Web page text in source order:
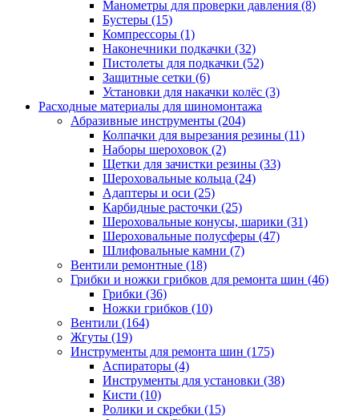
Манометры для проверки давления (8)
Бустеры (15)
Компрессоры (1)
Наконечники подкачки (32)
Пистолеты для подкачки (52)
Защитные сетки (6)
Установки для накачки колёс (3)
Расходные материалы для шиномонтажа
Абразивные инструменты (204)
Колпачки для вырезания резины (11)
Наборы шероховок (2)
Щетки для зачистки резины (33)
Шероховальные кольца (24)
Адаптеры и оси (25)
Карбидные расточки (25)
Шероховальные конусы, шарики (31)
Шероховальные полусферы (47)
Шлифовальные камни (7)
Вентили ремонтные (18)
Грибки и ножки грибков для ремонта шин (46)
Грибки (36)
Ножки грибков (10)
Вентили (164)
Жгуты (19)
Инструменты для ремонта шин (175)
Аспираторы (4)
Инструменты для установки (38)
Кисти (10)
Ролики и скребки (15)